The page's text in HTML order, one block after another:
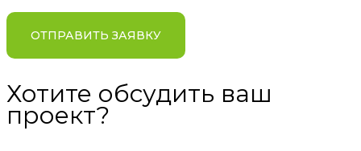
ОТПРАВИТЬ ЗАЯВКУ
Хотите обсудить ваш
проект?